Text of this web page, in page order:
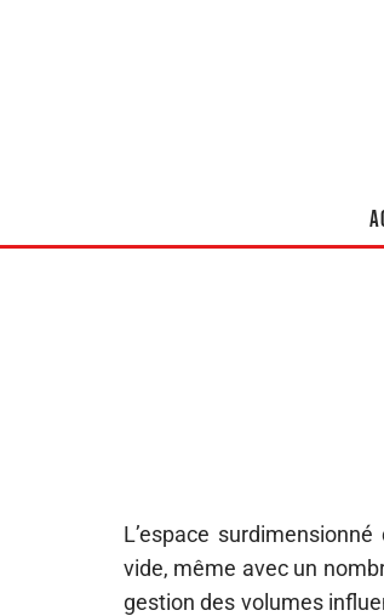
L’espace
vide, même avec un
gestion des volumes